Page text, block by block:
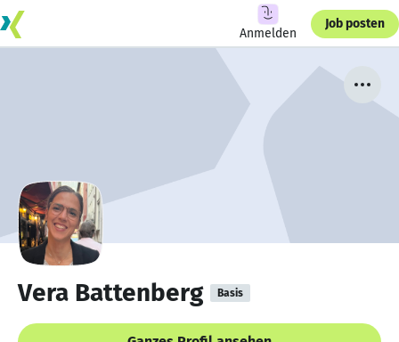
Anmelden
Job posten
Vera Battenberg Basis